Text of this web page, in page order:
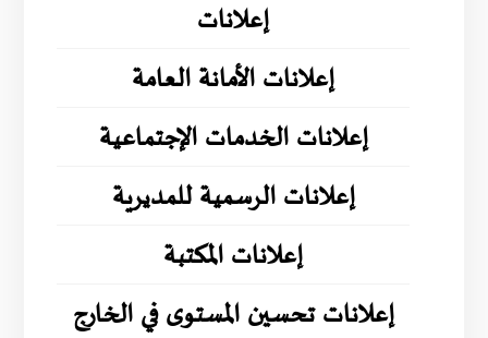
إعلانات
إعلانات الأمانة العامة
إعلانات الخدمات الإجتماعية
إعلانات الرسمية للمديرية
إعلانات المكتبة
إعلانات تحسين المستوى في الخارج